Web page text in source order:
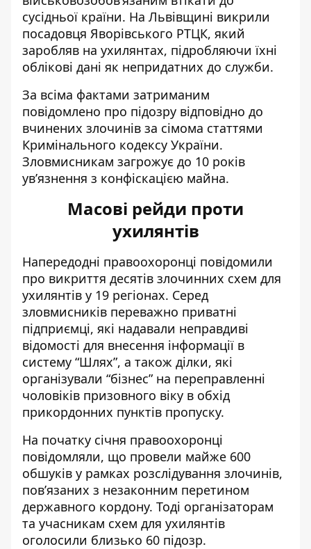
сусідньої країни. На Львівщині викрили
посадовця Яворівського РТЦК, який
заробляв на ухилянтах, підробляючи їхні
облікові дані як непридатних до служби.
За всіма фактами затриманим
повідомлено про підозру відповідно до
вчинених злочинів за сімома статтями
Кримінального кодексу України.
Зловмисникам загрожує до 10 років
ув’язнення з конфіскацією майна.
Масові рейди проти
ухилянтів
Напередодні правоохоронці повідомили
про викриття десятів злочинних схем для
ухилянтів у 19 регіонах. Серед
зловмисників переважно приватні
підприємці, які надавали неправдиві
відомості для внесення інформації в
систему “Шлях”, а також ділки, які
організували “бізнес” на переправленні
чоловіків призовного віку в обхід
прикордонних пунктів пропуску.
На початку січня правоохоронці
повідомляли, що провели майже 600
обшуків у рамках розслідування злочинів,
пов’язаних з незаконним перетином
державного кордону. Тоді організаторам
та учасникам схем для ухилянтів
оголосили близько 60 підозр.